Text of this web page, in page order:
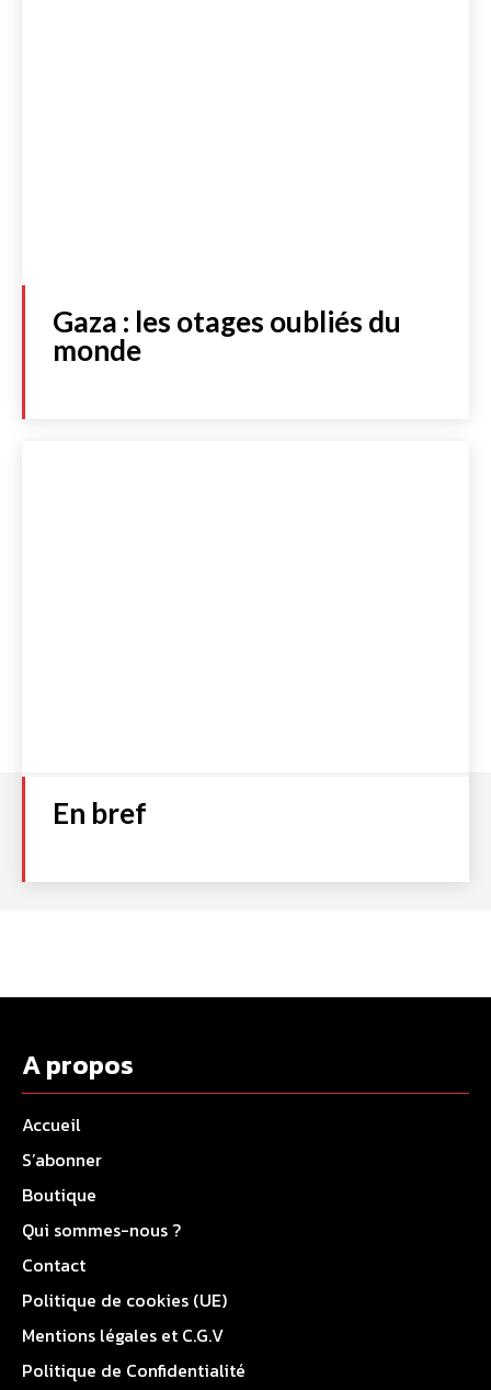
Gaza : les otages oubliés du
monde
En bref
A propos
Accueil
S’abonner
Boutique
Qui sommes-nous ?
Contact
Politique de cookies (UE)
Mentions légales et C.G.V
Politique de Confidentialité